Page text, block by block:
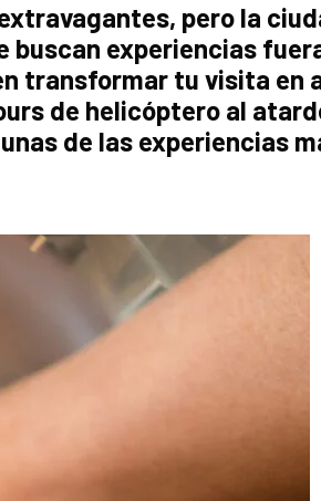
pero la
buscan experiencias
transformar tu visita en
de helicóptero al
de las experiencias